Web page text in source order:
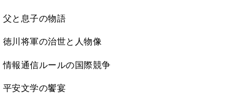
父と息子の物語
徳川将軍の治世と人物像
情報通信ルールの国際競争
平安文学の饗宴